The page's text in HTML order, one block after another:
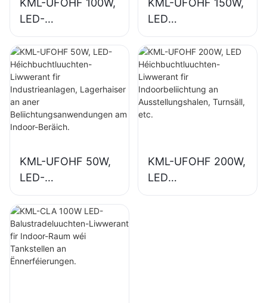
KML-UFOHF 100W,
LED-
Héichbuchtluuchte
n-Liwwerant fir
Industrieanlagen,
Lagerhaiser an
aner
Beliichtungsanwen
dungen am Indoor-
KML-UFOHF 150W,
LED
Héichbuchtluuchte
n-Liwwerant fir
Indoorbeliichtung
an
Industrieanlagen,
Turnsäll, etc.
KML-UFOHF 50W,
LED-
Héichbuchtluuchte
n-Liwwerant fir
Industrieanlagen,
Lagerhaiser an
aner
KML-UFOHF 200W,
LED
Héichbuchtluuchte